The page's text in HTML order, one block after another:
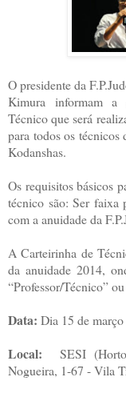
O presidente da
Kimura informam a
Técnico que será
para todos os
Kodanshas.
Os requisitos básicos
técnico são: Ser faixa
com a anuidade da
A Carteirinha de
da anuidade 2014,
“Professor/Técnico”
Data: Dia 15 de março
Local: SESI
Nogueira, 1-67 - Vila